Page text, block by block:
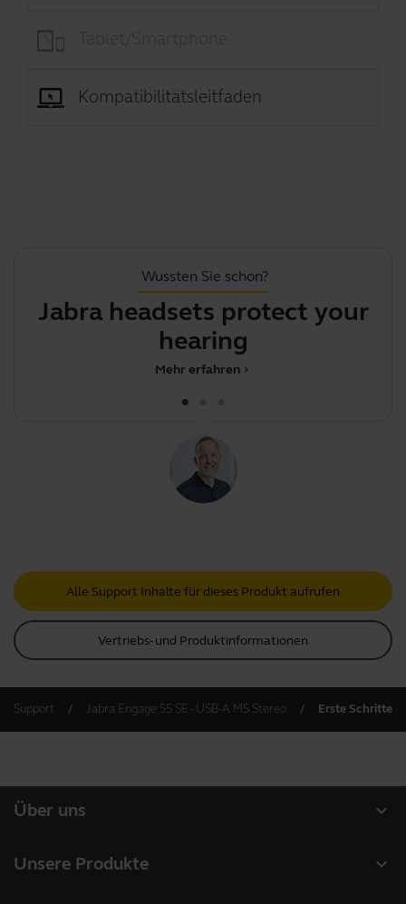
Kompatibilitätsleitfaden
Wussten Sie schon?
Jabra headsets protect your
hearing
chevron_right
Mehr erfahren
Alle Support Inhalte für dieses Produkt aufrufen
Vertriebs- und Produktinformationen
Support Jabra Engage 55 SE - USB-A MS Stereo Erste Schritte
expand_more
Über uns
expand_more
Unsere Produkte